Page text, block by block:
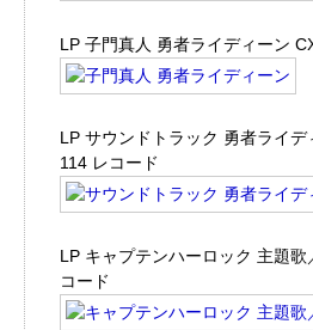
LP 子門真人 勇者ライディーン
LP サウンドトラック 勇者ライ
114 レコード
LP キャプテンハーロック 主題
コード